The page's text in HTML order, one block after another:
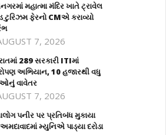
મહાત્મા મંદિર ખાતે ટ્રાવેલ
ટુરિઝમ ફેરનો CMએ કરાવ્યો
7, 2026
289 સરકારી ITIમાં
અભિયાન, 10 હજારથી વધુ
વાવેતર
7, 2026
પનીર પર પ્રતિબંધ મુકાયા
મ્યુનિએ પાડ્યા દરોડા